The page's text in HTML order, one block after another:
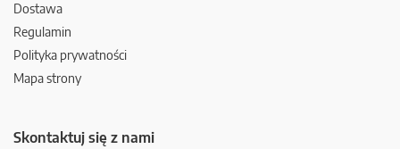
Dostawa
Regulamin
Polityka prywatności
Mapa strony
Skontaktuj się z nami